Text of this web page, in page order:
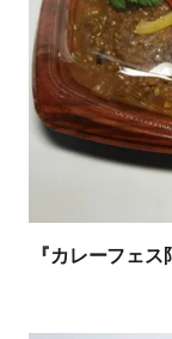
『カレーフェ